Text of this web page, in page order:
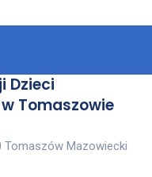
Dzieci
Tomaszowie
Tomaszów Mazowiecki